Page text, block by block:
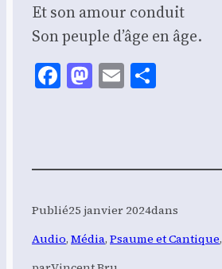
Et son amour conduit
Son peuple d’âge en âge.
Facebook
Mastodon
Email
Publié25 janvier 2024dans
Audio, Média, Psaume et Cantique,